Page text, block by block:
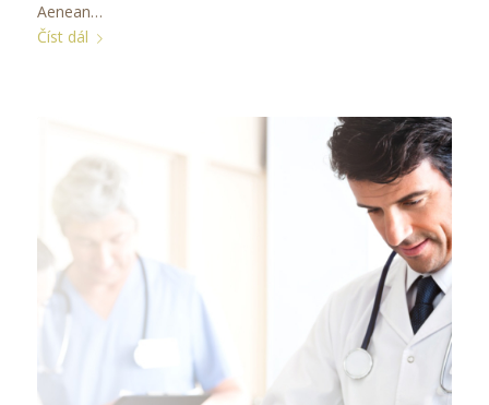
Aenean…
Číst dál